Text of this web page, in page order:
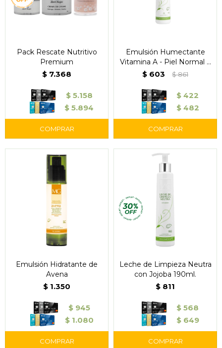
Pack Rescate Nutritivo
Premium
$ 7.368
$ 5.158
$ 5.894
Emulsión Humectante
Vitamina A - Piel Normal a
Seca - Outlet
$ 603 $861
$ 422
$ 482
Emulsión Hidratante de
Avena
$ 1.350
$ 945
$ 1.080
Leche de Limpieza Neutra
con Jojoba 190ml.
$ 811
$ 568
$ 649